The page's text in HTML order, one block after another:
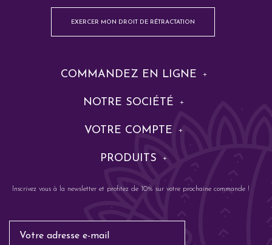
EXERCER MON DROIT DE RÉTRACTATION
COMMANDEZ EN LIGNE
NOTRE SOCIÉTÉ
VOTRE COMPTE
PRODUITS
Inscrivez vous à la newsletter et profitez de 10% sur votre prochaine commande !